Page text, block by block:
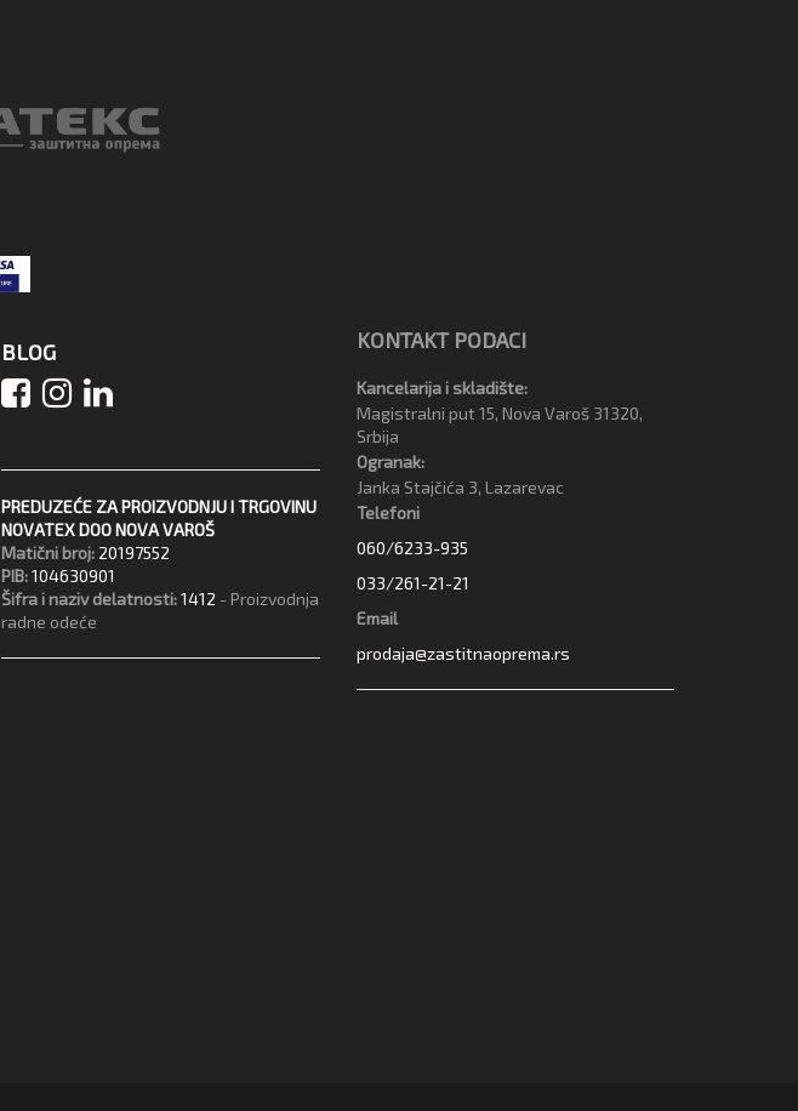
BLOG
PREDUZEĆE ZA PROIZVODNJU I TRGOVINU
NOVATEX DOO NOVA VAROŠ
Matični broj: 20197552
PIB:104630901
Šifra i naziv delatnosti:1412 - Proizvodnja
radne odeće
KONTAKT PODACI
Kancelarija i skladište:
Magistralni put 15, Nova Varoš 31320,
Srbija
Ogranak:
Janka Stajčića 3, Lazarevac
Telefoni
060/6233-935
033/261-21-21
Email
prodaja@zastitnaoprema.rs